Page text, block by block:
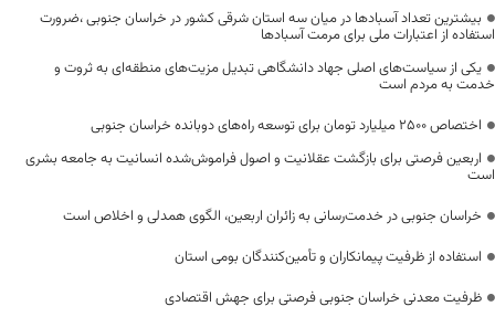
بیشترین تعداد آسبادها در میان سه استان شرقی کشور در خراسان جنوبی ،ضرورت
استفاده از اعتبارات ملی برای مرمت آسبادها
یکی از سیاست‌های اصلی جهاد دانشگاهی تبدیل مزیت‌های منطقه‌ای به ثروت و
خدمت به مردم است
اختصاص 2500 میلیارد تومان برای توسعه راه‌های دوبانده خراسان جنوبی
اربعین فرصتی برای بازگشت عقلانیت و اصول فراموش‌شده انسانیت به جامعه بشری
است
خراسان جنوبی در خدمت‌رسانی به زائران اربعین، الگوی همدلی و اخلاص است
استفاده از ظرفیت پیمانکاران و تأمین‌کنندگان بومی استان
ظرفیت معدنی خراسان جنوبی فرصتی برای جهش اقتصادی